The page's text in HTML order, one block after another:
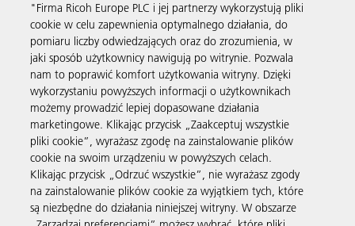
Usługi biznesowe
Produkty i usługi
Wsparcie i kontakt
Materiały dodatkowe
"Firma Ricoh Europe PLC i jej partnerzy wykorzystują pliki
cookie w celu zapewnienia optymalnego działania, do
pomiaru liczby odwiedzających oraz do zrozumienia, w
jaki sposób użytkownicy nawigują po witrynie. Pozwala
nam to poprawić komfort użytkowania witryny. Dzięki
wykorzystaniu powyższych informacji o użytkownikach
możemy prowadzić lepiej dopasowane działania
marketingowe. Klikając przycisk „Zaakceptuj wszystkie
pliki cookie”, wyrażasz zgodę na zainstalowanie plików
cookie na swoim urządzeniu w powyższych celach.
Klikając przycisk „Odrzuć wszystkie”, nie wyrażasz zgody
na zainstalowanie plików cookie za wyjątkiem tych, które
są niezbędne do działania niniejszej witryny. W obszarze